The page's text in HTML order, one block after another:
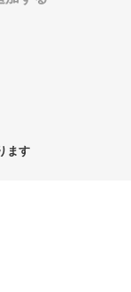
ます